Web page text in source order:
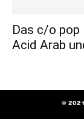
Das c/o
Acid Arab
©